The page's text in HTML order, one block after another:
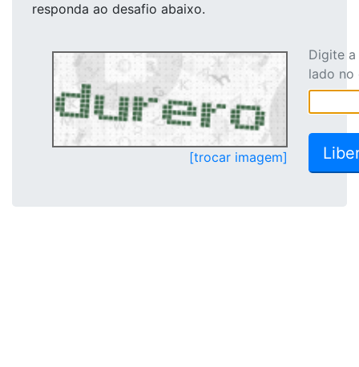
responda ao desafio abaixo.
[trocar imagem]
Digite
lado no